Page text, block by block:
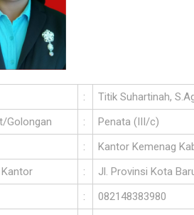
:
Titik Suhartinah,
Golongan
:
Penata (III/c)
:
Kantor Kemenag
:
Jl. Provinsi Kota
:
082148383980